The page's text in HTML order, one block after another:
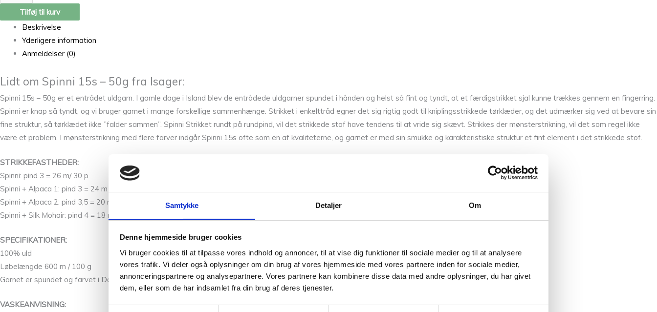
Samtykke Detaljer Om
Denne hjemmeside bruger cookies
Vi bruger cookies til at tilpasse vores indhold og annoncer, til at vise dig funktioner til sociale medier og til at analysere
vores trafik. Vi deler også oplysninger om din brug af vores hjemmeside med vores partnere inden for sociale medier,
annonceringspartnere og analysepartnere. Vores partnere kan kombinere disse data med andre oplysninger, du har givet
dem, eller som de har indsamlet fra din brug af deres tjenester.
Tilføj til kurv
Beskrivelse
Yderligere information
Anmeldelser (0)
Lidt om Spinni 15s – 50g fra Isager:
Spinni 15s – 50g er et entrådet uldgarn. I gamle dage i Island blev de entrådede uldgarner spundet i hånden og helst så fint og tyndt, at et færdigstrikket sjal kunne trækkes gennem en fingerring.
Spinni er knap så tyndt, og vi bruger garnet i mange forskellige sammenhænge. Strikket i enkelttråd egner det sig rigtig godt til kniplingsstrikkede tørklæder, og det udmærker sig ved at bevare sin
fine struktur, så tørklædet ikke ”falder sammen”. Spinni Strikket rundt på rundpind, vil det strikkede stof have tendens til at vride sig skævt. Strikkes der mønsterstrikning, vil det som regel ikke
være et problem. I mønsterstrikning med flere farver indgår Spinni 15s ofte som en af kvaliteterne, og garnet er med sin smukke og karakteristiske struktur et fint element i det strikkede stof.
STRIKKEFASTHEDER:
Spinni: pind 3 = 26 m/ 30 p
Spinni + Alpaca 1: pind 3 = 24 m / 28 p
Spinni + Alpaca 2: pind 3,5 = 20 m / 26 p
Spinni + Silk Mohair: pind 4 = 18 m / 24 p
SPECIFIKATIONER:
100% uld
Løbelængde 600 m / 100 g
Garnet er spundet og farvet i Danmark
VASKEANVISNING: